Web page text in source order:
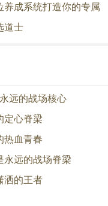
养成系统打造你的专属
道士
远的战场核心
定心脊梁
热血青春
永远的战场脊梁
洒的王者